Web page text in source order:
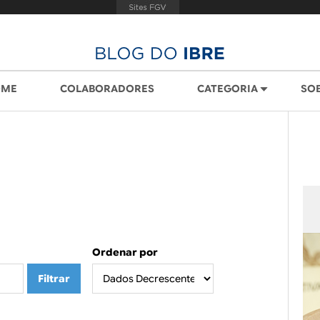
COLABORADORES CATEGORIA
Ordenar por